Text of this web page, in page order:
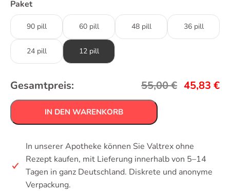
Paket
90 pill 60 pill 48 pill 36 pill
24 pill 12 pill
Gesamtpreis: 55,00€ 45,83 €
IN DEN WARENKORB
In unserer Apotheke können Sie Valtrex ohne
Rezept kaufen, mit Lieferung innerhalb von 5–14
Tagen in ganz Deutschland. Diskrete und anonyme
Verpackung.